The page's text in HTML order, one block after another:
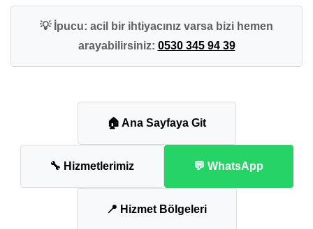
💡 İpucu: acil bir ihtiyacınız varsa bizi hemen
arayabilirsiniz: 0530 345 94 39
🏠 Ana Sayfaya Git
🔧 Hizmetlerimiz 💬 WhatsApp
📍 Hizmet Bölgeleri